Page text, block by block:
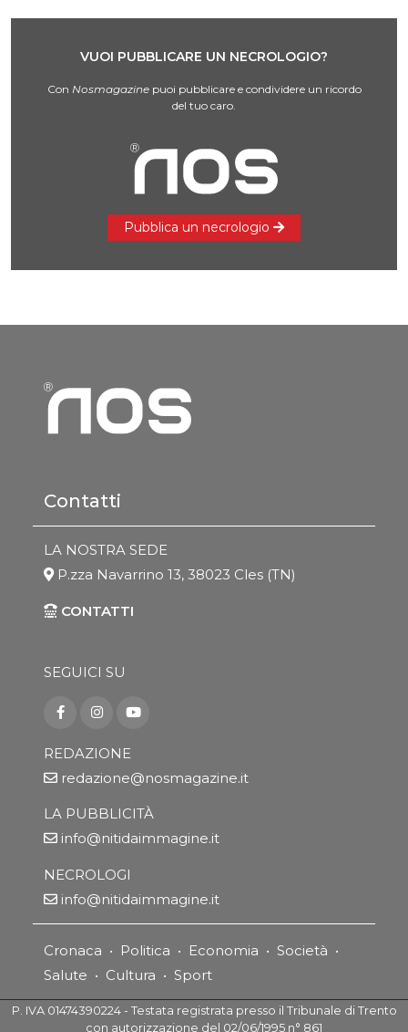
VUOI PUBBLICARE UN NECROLOGIO?
Con Nosmagazinepuoi pubblicare e condividere un ricordo
del tuo caro.
Pubblica un necrologio
Contatti
LA NOSTRA SEDE
P.zza Navarrino 13, 38023 Cles (TN)
CONTATTI
SEGUICI SU
REDAZIONE
redazione@nosmagazine.it
LA PUBBLICITÀ
info@nitidaimmagine.it
NECROLOGI
info@nitidaimmagine.it
Cronaca • Politica • Economia • Società •
Salute • Cultura • Sport
P. IVA 01474390224 - Testata registrata presso il Tribunale di Trento
con autorizzazione del 02/06/1995 n° 861